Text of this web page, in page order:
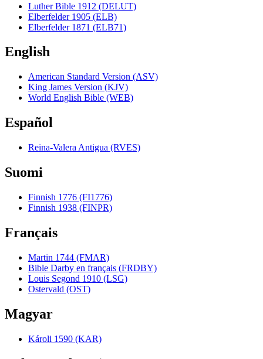
Luther Bible 1912 (DELUT)
Elberfelder 1905 (ELB)
Elberfelder 1871 (ELB71)
English
American Standard Version (ASV)
King James Version (KJV)
World English Bible (WEB)
Español
Reina-Valera Antigua (RVES)
Suomi
Finnish 1776 (FI1776)
Finnish 1938 (FINPR)
Français
Martin 1744 (FMAR)
Bible Darby en français (FRDBY)
Louis Segond 1910 (LSG)
Ostervald (OST)
Magyar
Károli 1590 (KAR)